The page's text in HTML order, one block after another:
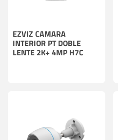
EZVIZ CAMARA
INTERIOR PT DOBLE
LENTE 2K+ 4MP H7C